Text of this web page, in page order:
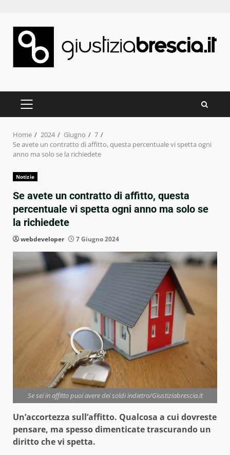
content
PRIMARY
Home 2024 Giugno
7
Se avete un contratto di affitto, questa percentuale vi spetta ogni
anno ma solo se la richiedete
Notizie
Se avete un contratto di affitto, questa
percentuale vi spetta ogni anno ma solo se
la richiedete
webdeveloper 7 Giugno 2024
Se sei in affitto puoi avere dei soldi indietro/Giustiziabrescia.it
Un’accortezza sull’affitto. Qualcosa a cui dovreste
pensare, ma spesso dimenticate trascurando un
diritto che vi spetta.